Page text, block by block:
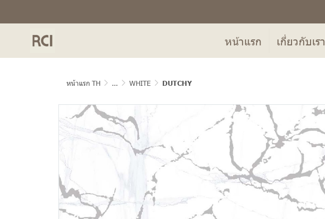
หน้าแรก เกี่ยวกับเรา
หน้าแรก TH ... WHITE DUTCHY